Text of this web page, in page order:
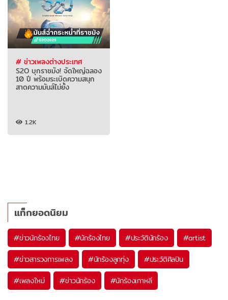
# ข่าวเพลงต่างประเทศ
S2O บุกราชมัง! จัดใหญ่ฉลอง
10 ปี พร้อมระเบิดความสนุก
สาดความมันส์ไม่ยั้ง
1.2K
แท็กยอดนิยม
#ข่าวนักร้องไทย #นักร้องไทย #ประวัตินักร้อง #artist
#ข่าวสารวงการเพลง #นักร้องลูกทุ่ง #ประวัติศิลปิน
#เพลงใหม่ #ข่าวนักร้อง #นักร้องเกาหลี